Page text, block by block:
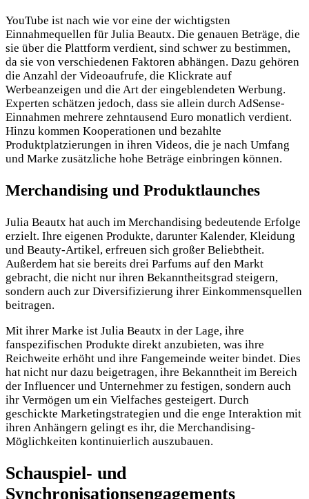
YouTube ist nach wie vor eine der wichtigsten
Einnahmequellen für Julia Beautx. Die genauen Beträge, die
sie über die Plattform verdient, sind schwer zu bestimmen,
da sie von verschiedenen Faktoren abhängen. Dazu gehören
die Anzahl der Videoaufrufe, die Klickrate auf
Werbeanzeigen und die Art der eingeblendeten Werbung.
Experten schätzen jedoch, dass sie allein durch AdSense-
Einnahmen mehrere zehntausend Euro monatlich verdient.
Hinzu kommen Kooperationen und bezahlte
Produktplatzierungen in ihren Videos, die je nach Umfang
und Marke zusätzliche hohe Beträge einbringen können.
Merchandising und Produktlaunches
Julia Beautx hat auch im Merchandising bedeutende Erfolge
erzielt. Ihre eigenen Produkte, darunter Kalender, Kleidung
und Beauty-Artikel, erfreuen sich großer Beliebtheit.
Außerdem hat sie bereits drei Parfums auf den Markt
gebracht, die nicht nur ihren Bekanntheitsgrad steigern,
sondern auch zur Diversifizierung ihrer Einkommensquellen
beitragen.
Mit ihrer Marke ist Julia Beautx in der Lage, ihre
fanspezifischen Produkte direkt anzubieten, was ihre
Reichweite erhöht und ihre Fangemeinde weiter bindet. Dies
hat nicht nur dazu beigetragen, ihre Bekanntheit im Bereich
der Influencer und Unternehmer zu festigen, sondern auch
ihr Vermögen um ein Vielfaches gesteigert. Durch
geschickte Marketingstrategien und die enge Interaktion mit
ihren Anhängern gelingt es ihr, die Merchandising-
Möglichkeiten kontinuierlich auszubauen.
Schauspiel- und
Synchronisationsengagements